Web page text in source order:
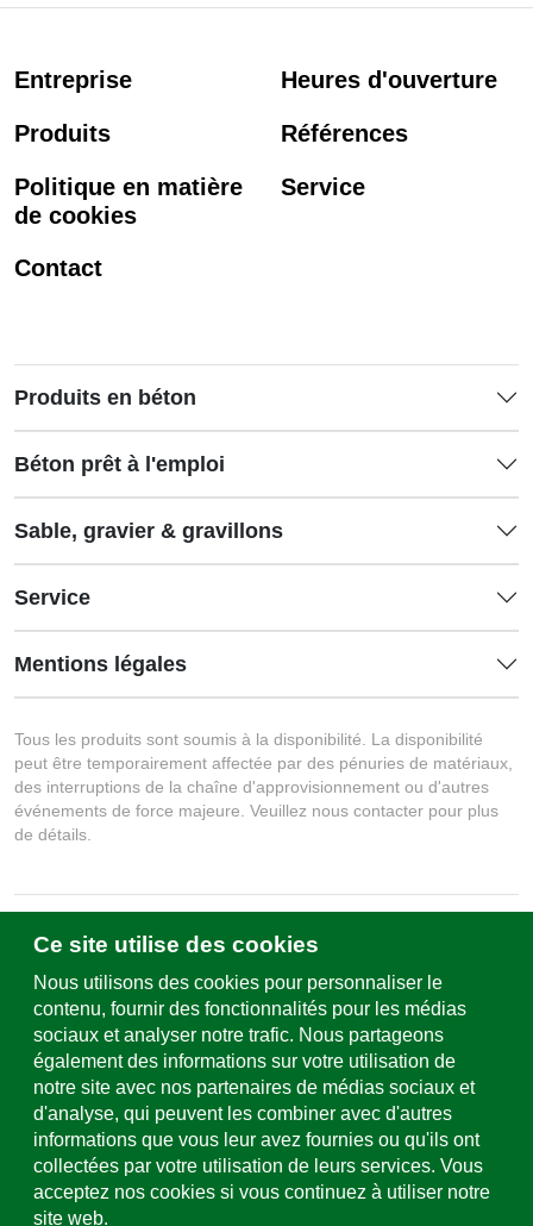
Ce site utilise des cookies
Nous utilisons des cookies pour personnaliser le
contenu, fournir des fonctionnalités pour les médias
sociaux et analyser notre trafic. Nous partageons
également des informations sur votre utilisation de
notre site avec nos partenaires de médias sociaux et
d'analyse, qui peuvent les combiner avec d'autres
informations que vous leur avez fournies ou qu'ils ont
collectées par votre utilisation de leurs services. Vous
acceptez nos cookies si vous continuez à utiliser notre
site web.
Entreprise Heures d'ouverture
Produits Références
Politique en matière
de cookies
Service
Contact
Produits en béton
Béton prêt à l'emploi
Sable, gravier & gravillons
Service
Mentions légales
Tous les produits sont soumis à la disponibilité. La disponibilité
peut être temporairement affectée par des pénuries de matériaux,
des interruptions de la chaîne d'approvisionnement ou d'autres
événements de force majeure. Veuillez nous contacter pour plus
de détails.
Écrivez-nous
Formulaire de contact & sites
Assistance et service
+49 (0)781 508-0
Adresse e-mail
info@uhl.de